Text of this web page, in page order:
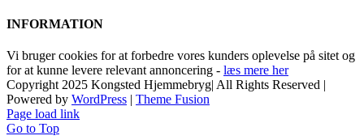
INFORMATION
Vi bruger cookies for at forbedre vores kunders oplevelse på sitet og
for at kunne levere relevant annoncering - læs mere her
Copyright 2025 Kongsted Hjemmebryg| All Rights Reserved |
Powered by WordPress | Theme Fusion
Page load link
Go to Top